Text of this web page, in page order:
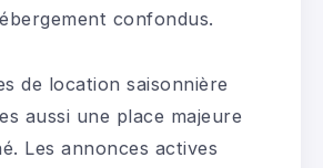
confondus.
de location saisonnière
aussi une place majeure
Les annonces actives